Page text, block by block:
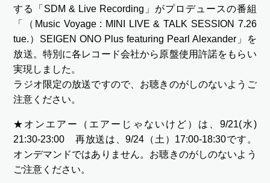
する「SDM & Live Recording」がプロデュースの番組
「（Music Voyage : MINI LIVE & TALK SESSION 7.26
tue.）SEIGEN ONO Plus featuring Pearl Alexander」を
放送。特別に各レコード会社から原盤使用許諾をもらい
実現しました。
ラジオ限定の放送ですので、お聴きのがしのないようご
注意ください。
★オンエアー（エアーじゃないけど）は、9/21(水)
21:30-23:00 再放送は、9/24（土）17:00-18:30です。
オンデマンドではありません。お聴きのがしのないよう
ご注意ください。